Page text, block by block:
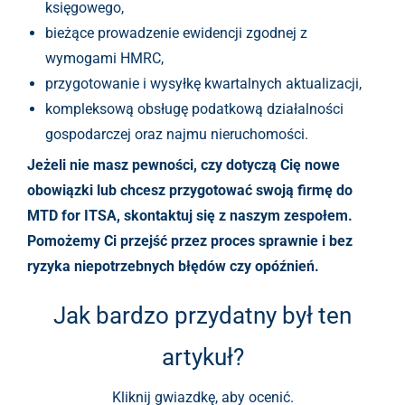
księgowego,
bieżące prowadzenie ewidencji zgodnej z
wymogami HMRC,
przygotowanie i wysyłkę kwartalnych aktualizacji,
kompleksową obsługę podatkową działalności
gospodarczej oraz najmu nieruchomości.
Jeżeli nie masz pewności, czy dotyczą Cię nowe
obowiązki lub chcesz przygotować swoją firmę do
MTD for ITSA, skontaktuj się z naszym zespołem.
Pomożemy Ci przejść przez proces sprawnie i bez
ryzyka niepotrzebnych błędów czy opóźnień.
Jak bardzo przydatny był ten
artykuł?
Kliknij gwiazdkę, aby ocenić.